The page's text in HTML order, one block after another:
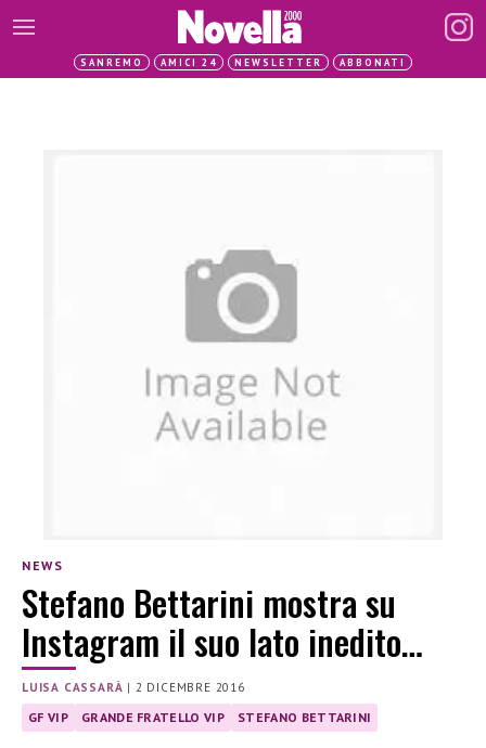
SANREMO AMICI 24 NEWSLETTER ABBONATI
NEWS
Stefano Bettarini mostra su
Instagram il suo lato inedito…
LUISA CASSARÀ | 2 DICEMBRE 2016
GF VIP GRANDE FRATELLO VIP STEFANO BETTARINI